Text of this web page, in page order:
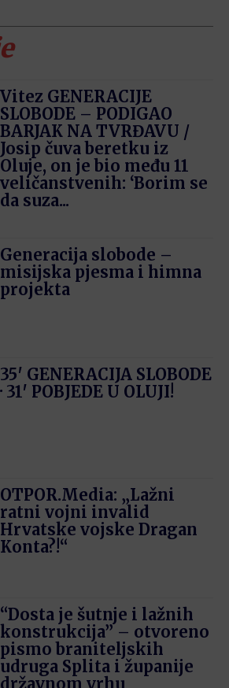
Vitez GENERACIJE
SLOBODE – PODIGAO
BARJAK NA TVRĐAVU /
Josip čuva beretku iz
Oluje, on je bio među 11
veličanstvenih: ‘Borim se
da suza...
Generacija slobode –
misijska pjesma i himna
projekta
35′ GENERACIJA SLOBODE
· 31′ POBJEDE U OLUJI!
OTPOR.Media: „Lažni
ratni vojni invalid
Hrvatske vojske Dragan
Konta?!“
“Dosta je šutnje i lažnih
konstrukcija” – otvoreno
pismo braniteljskih
udruga Splita i županije
državnom vrhu